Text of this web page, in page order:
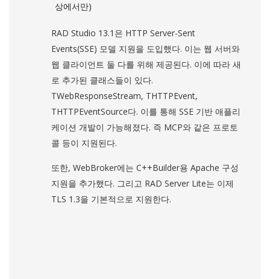
상에서만)
RAD Studio 13.1은 HTTP Server-Sent
Events(SSE) 모델 지원을 도입했다. 이는 웹 서버와
웹 클라이언트 둘 다를 위해 제공된다. 이에 따라 새
로 추가된 클래스들이 있다.
TWebResponseStream, THTTPEvent,
THTTPEventSource다. 이를 통해 SSE 기반 애플리
케이션 개발이 가능해졌다. 즉 MCP와 같은 프로토
콜 등이 지원된다.
또한, WebBroker에는 C++Builder용 Apache 구성
지원을 추가했다. 그리고 RAD Server Lite는 이제
TLS 1.3을 기본적으로 지원한다.